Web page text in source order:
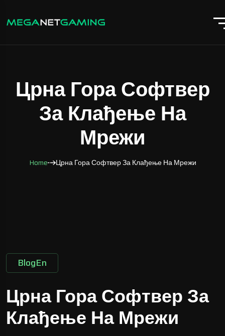
Црна Гора Софтвер
За Клађење На
Мрежи
Home Црна Гора Софтвер За Клађење На Мрежи
BlogEn
Црна Гора Софтвер За
Клађење На Мрежи